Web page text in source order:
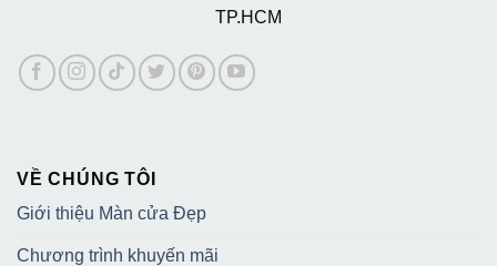
TP.HCM
VỀ CHÚNG TÔI
Giới thiệu Màn cửa Đẹp
Chương trình khuyến mãi